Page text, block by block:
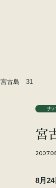
宮古島 31
ナ
宮
8月24
会社概要
スタッ